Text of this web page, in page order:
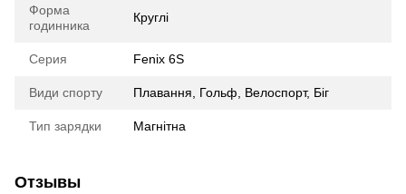
Форма
годинника
Круглі
Серия Fenix 6S
Види спорту Плавання, Гольф, Велоспорт, Біг
Тип зарядки Магнітна
Отзывы